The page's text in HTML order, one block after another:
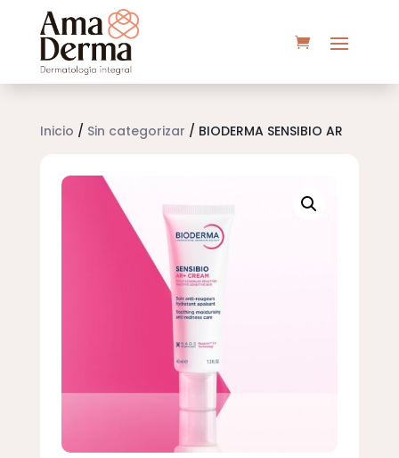
Inicio / Sin categorizar / BIODERMA SENSIBIO AR